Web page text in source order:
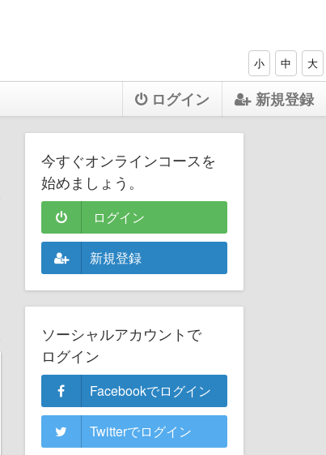
小 中 大
ログイン 新規登録
今すぐオンラインコースを
始めましょう。
ログイン
新規登録
ソーシャルアカウントで
ログイン
Facebookでログイン
Twitterでログイン